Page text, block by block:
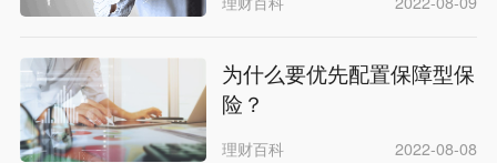
为什么要优先配置保障型保
险？
理财百科 2022-08-08